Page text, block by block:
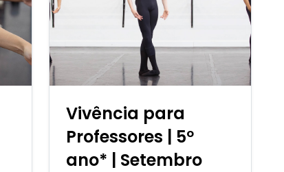
Vivência para
Professores | 5º
ano* | Setembro